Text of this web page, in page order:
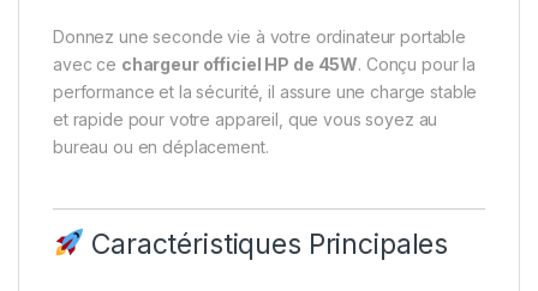
Donnez une seconde vie à votre ordinateur portable
avec ce chargeur officiel HP de 45W. Conçu pour la
performance et la sécurité, il assure une charge stable
et rapide pour votre appareil, que vous soyez au
bureau ou en déplacement.
Caractéristiques Principales